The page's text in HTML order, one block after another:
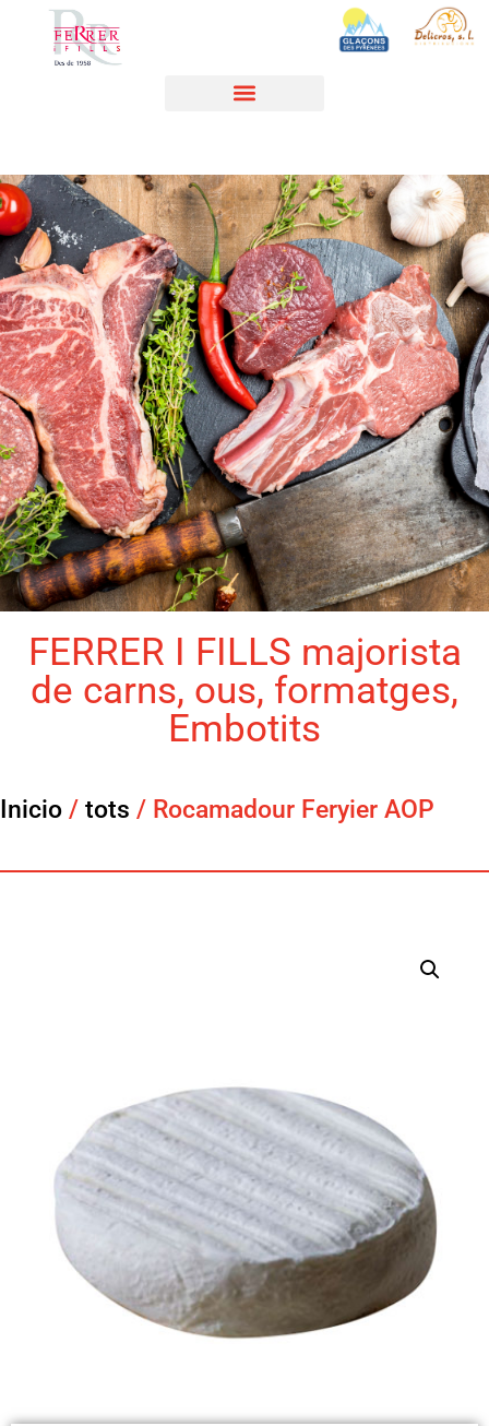
FERRER I FILLS majorista
de carns, ous, formatges,
Embotits
Inicio / tots / Rocamadour Feryier AOP